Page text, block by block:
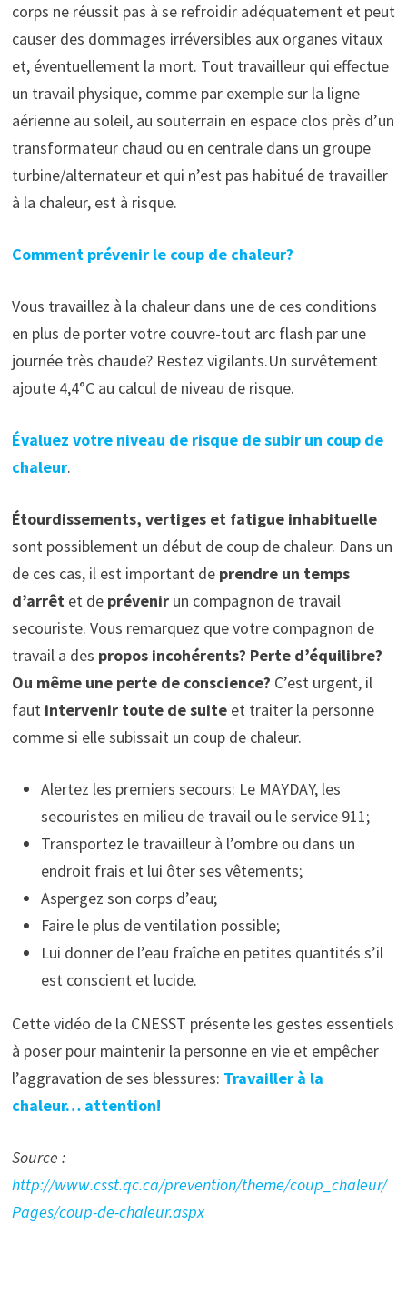
corps ne réussit pas à se refroidir adéquatement et peut
causer des dommages irréversibles aux organes vitaux
et, éventuellement la mort. Tout travailleur qui effectue
un travail physique, comme par exemple sur la ligne
aérienne au soleil, au souterrain en espace clos près d’un
transformateur chaud ou en centrale dans un groupe
turbine/alternateur et qui n’est pas habitué de travailler
à la chaleur, est à risque.
Comment prévenir le coup de chaleur?
Vous travaillez à la chaleur dans une de ces conditions
en plus de porter votre couvre-tout arc flash par une
journée très chaude? Restez vigilants.Un survêtement
ajoute 4,4°C au calcul de niveau de risque.
Évaluez votre niveau de risque de subir un coup de
chaleur.
Étourdissements, vertiges et fatigue inhabituelle
sont possiblement un début de coup de chaleur. Dans un
de ces cas, il est important de prendre un temps
d’arrêtet de prévenirun compagnon de travail
secouriste. Vous remarquez que votre compagnon de
travail a des propos incohérents? Perte d’équilibre?
Ou même une perte de conscience? C’est urgent, il
fautintervenir toute de suite et traiter la personne
comme si elle subissait un coup de chaleur.
Alertez les premiers secours: Le MAYDAY, les
secouristes en milieu de travail ou le service 911;
Transportez le travailleur à l’ombre ou dans un
endroit frais et lui ôter ses vêtements;
Aspergez son corps d’eau;
Faire le plus de ventilation possible;
Lui donner de l’eau fraîche en petites quantités s’il
est conscient et lucide.
Cette vidéo de la CNESST présente les gestes essentiels
à poser pour maintenir la personne en vie et empêcher
l’aggravation de ses blessures: Travailler à la
chaleur… attention!
Source :
http://www.csst.qc.ca/prevention/theme/coup_chaleur/
Pages/coup-de-chaleur.aspx